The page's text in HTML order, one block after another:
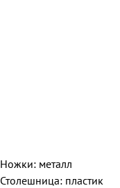
Ножки: металл
Столешница: пластик